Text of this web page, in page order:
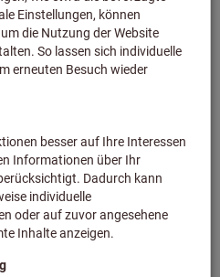
zzgl. MwSt.zzgl. Versandkosten
Varianten
Eckfräser 90° mit
für
AP..
215850